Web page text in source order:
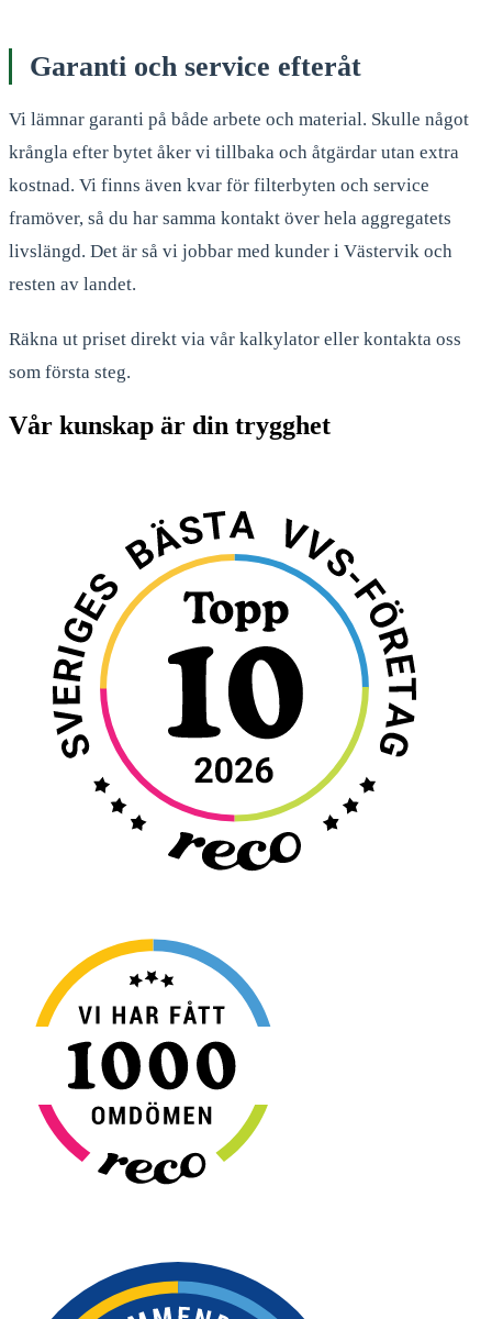
Garanti och service efteråt
Vi lämnar garanti på både arbete och material. Skulle något
krångla efter bytet åker vi tillbaka och åtgärdar utan extra
kostnad. Vi finns även kvar för filterbyten och service
framöver, så du har samma kontakt över hela aggregatets
livslängd. Det är så vi jobbar med kunder i Västervik och
resten av landet.
Räkna ut priset direkt via vår kalkylator eller kontakta oss
som första steg.
Vår kunskap är din trygghet